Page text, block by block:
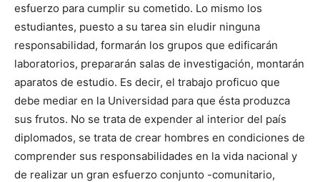
esfuerzo para cumplir su cometido. Lo mismo los
estudiantes, puesto a su tarea sin eludir ninguna
responsabilidad, formarán los grupos que edificarán
laboratorios, prepararán salas de investigación, montarán
aparatos de estudio. Es decir, el trabajo proficuo que
debe mediar en la Universidad para que ésta produzca
sus frutos. No se trata de expender al interior del país
diplomados, se trata de crear hombres en condiciones de
comprender sus responsabilidades en la vida nacional y
de realizar un gran esfuerzo conjunto -comunitario,